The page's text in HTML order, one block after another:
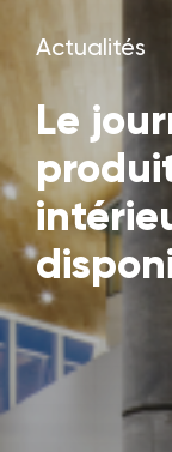
Actualités
Le